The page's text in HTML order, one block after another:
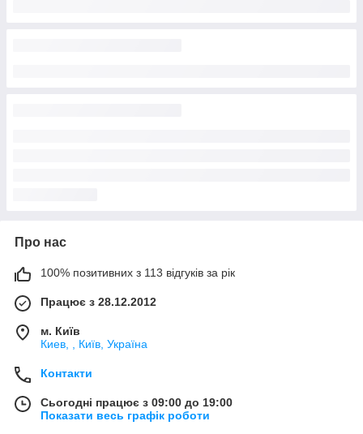
Про нас
100% позитивних з 113 відгуків за рік
Працює з 28.12.2012
м. Київ
Киев, , Київ, Україна
Контакти
Сьогодні працює з 09:00 до 19:00
Показати весь графік роботи